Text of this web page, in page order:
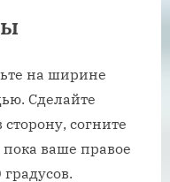
на ширине
Сделайте
согните
пока ваше правое